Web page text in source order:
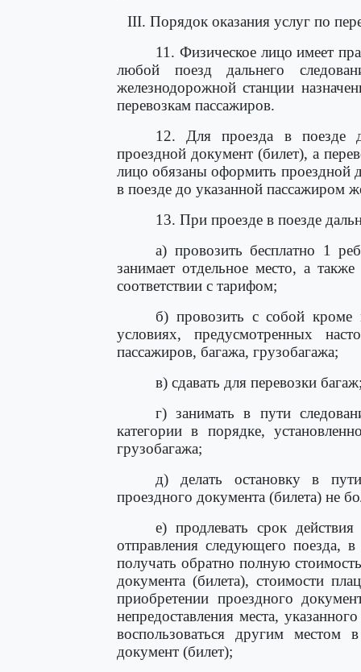
III. Порядок оказания услуг по
11. Физическое лицо имеет
любой поезд дальнего
железнодорожной станции
перевозкам пассажиров.
12. Для проезда в поезде
проездной документ (билет), а
лицо обязаны оформить проездной
в поезде до указанной пассажиром
13. При проезде в поезде
а) провозить бесплатно 1
занимает отдельное место, а
соответствии с тарифом;
б) провозить с собой
условиях, предусмотренных
пассажиров, багажа, грузобагажа;
в) сдавать для перевозки
г) занимать в пути
категории в порядке,
грузобагажа;
д) делать остановку в
проездного документа (билета) не
е) продлевать срок
отправления следующего поезда,
получать обратно полную
документа (билета), стоимости
приобретении проездного
непредоставления места,
воспользоваться другим местом
документ (билет);